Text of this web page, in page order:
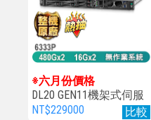
比較
※六月份價格
DL20 GEN11機架式伺服
器
NT$229000